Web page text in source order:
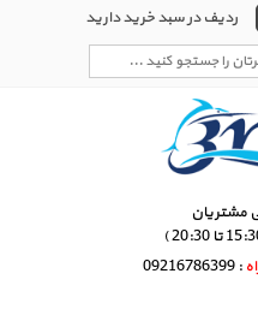
ردیف در سبد خرید دارید
مشتریان
: 09216786399